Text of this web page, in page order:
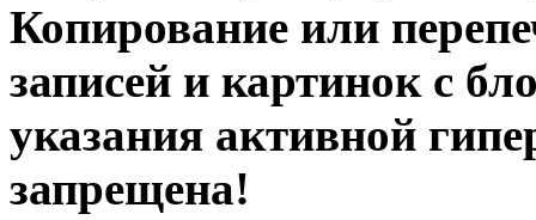
Копирование или
записей и картинок с
указания активной
запрещена!